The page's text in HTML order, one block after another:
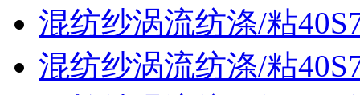
混纺纱涡流纺涤/粘
混纺纱涡流纺涤/粘